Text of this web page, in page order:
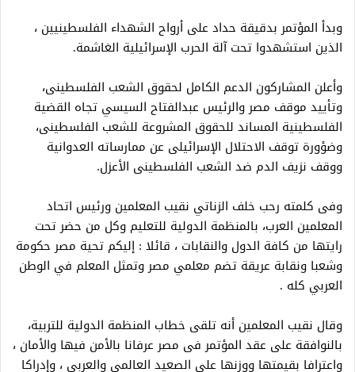
وبدأ المؤتمر بدقيقة حداد على أرواح الشهداء الفلسطينيين ،
الذين استشهدوا تحت آلة الحرب الإسرائيلية الغاشمة.
وأعلن المشاركون الدعم الكامل لحقوق الشعب الفلسطينى،
وتأييد موقف مصر والرئيس عبدالفتاح السيسي تجاه القضية
الفلسطينية المساند للحقوق المشروعة للشعب الفلسطينى،
وضؤورة توقف الاحتلال الإسرائيلى عن ممارساته العدوانية
ووقف نزيف الدم ضد الشعب الفلسطينى الأعزل.
وفى كلمته رحب خلف الزناتي نقيب المعلمين ورئيس اتحاد
المعلمين العرب، بالمنظمة الدولية للتعليم وكل من حضر تحت
رايتها من كافة الدول والنقابات ، قائلا : إليكم تحية مصر حكومة
وشعبا ونقابة عريقة تضم معلمي مصر وتمثل المعلم في الوطن
العربي كله .
وقال نقيب المعلمين أنه تلقى خطاب المنظمة الدولية للتربية،
بالنوافقة على عقد المؤتمر فى مصر عرفانا بالأمن فيها والأمان ،
واعترافا بقيمتها ووزنها على الصعيد العالمي والعربي ، وإدراكا